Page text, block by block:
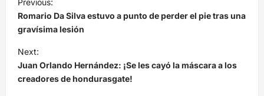
a
v
e
g
a
Romario Da Silva estuvo a punto de perder el pie tras una
gravísima lesión
Next:
Juan Orlando Hernández: ¡Se les cayó la máscara a los
creadores de hondurasgate!